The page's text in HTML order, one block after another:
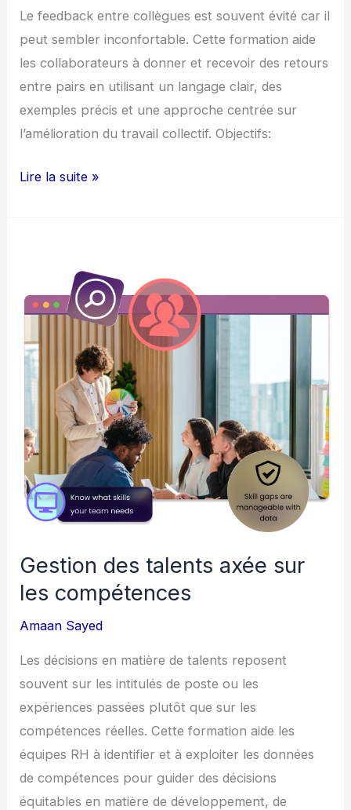
Le feedback entre collègues est souvent évité car il
peut sembler inconfortable. Cette formation aide
les collaborateurs à donner et recevoir des retours
entre pairs en utilisant un langage clair, des
exemples précis et une approche centrée sur
l’amélioration du travail collectif. Objectifs:
Lire la suite »
Gestion des talents axée sur
les compétences
Amaan Sayed
Les décisions en matière de talents reposent
souvent sur les intitulés de poste ou les
expériences passées plutôt que sur les
compétences réelles. Cette formation aide les
équipes RH à identifier et à exploiter les données
de compétences pour guider des décisions
équitables en matière de développement, de
talents
axée
sur
les
compétences